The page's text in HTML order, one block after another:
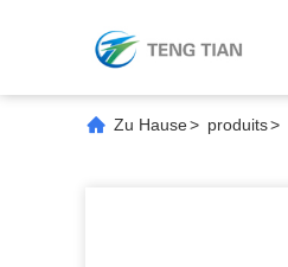
Zu Hause> produits>